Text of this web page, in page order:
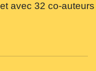
avec 32 co-auteurs